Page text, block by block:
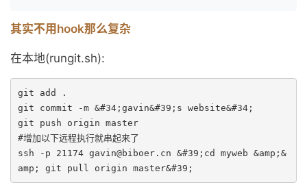
其实不用hook那么复杂
在本地(rungit.sh):
git add .
git commit -m &#34;gavin&#39;s website&#34;
git push origin master
#增加以下远程执行就串起来了
ssh -p 21174 gavin@biboer.cn &#39;cd myweb &amp;&
amp; git pull origin master&#39;